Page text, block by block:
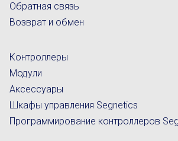
Обратная связь
Возврат и обмен
Контроллеры
Модули
Аксессуары
Шкафы управления Segnetics
Программирование контроллеров